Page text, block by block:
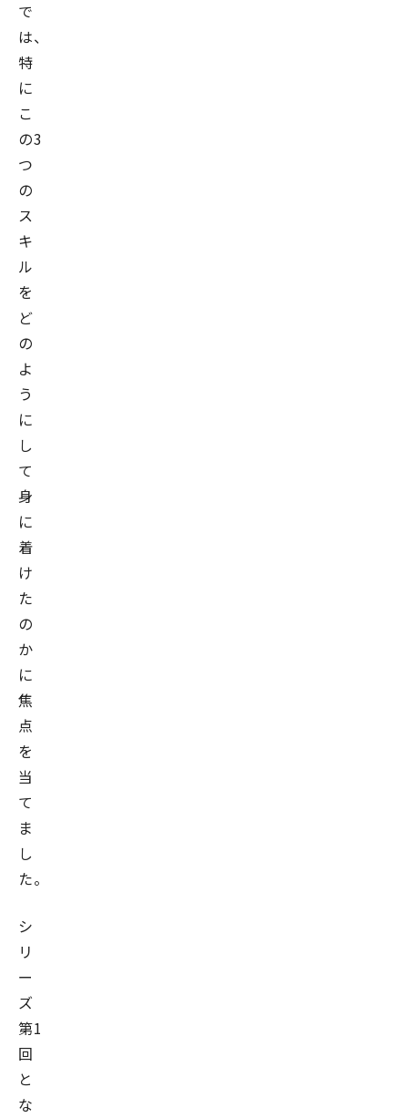
で
は、
特
に
こ
の3
つ
の
ス
キ
ル
を
ど
の
よ
う
に
し
て
身
に
着
け
た
の
か
に
焦
点
を
当
て
ま
し
た。
シ
リ
ー
ズ
第1
回
と
な